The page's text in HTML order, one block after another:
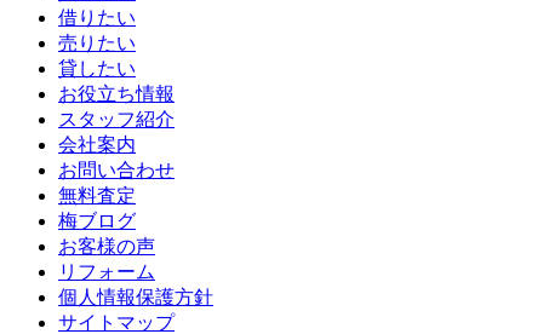
借りたい
売りたい
貸したい
お役立ち情報
スタッフ紹介
会社案内
お問い合わせ
無料査定
梅ブログ
お客様の声
リフォーム
個人情報保護方針
サイトマップ